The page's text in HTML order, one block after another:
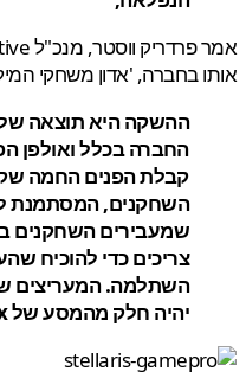
בחברה, 'אדון משחקי המילים':
ההשקה היא תוצאה של
קבלת הפנים החמה
השחקנים, המסתמנת
צריכים כדי להוכיח
יהיה חלק מהמסע של Paradox למשך זמן ר